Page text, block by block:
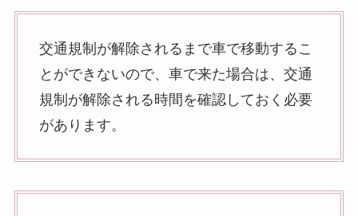
交通規制が解除されるまで車で移動するこ
とができないので、車で来た場合は、交通
規制が解除される時間を確認しておく必要
があります。